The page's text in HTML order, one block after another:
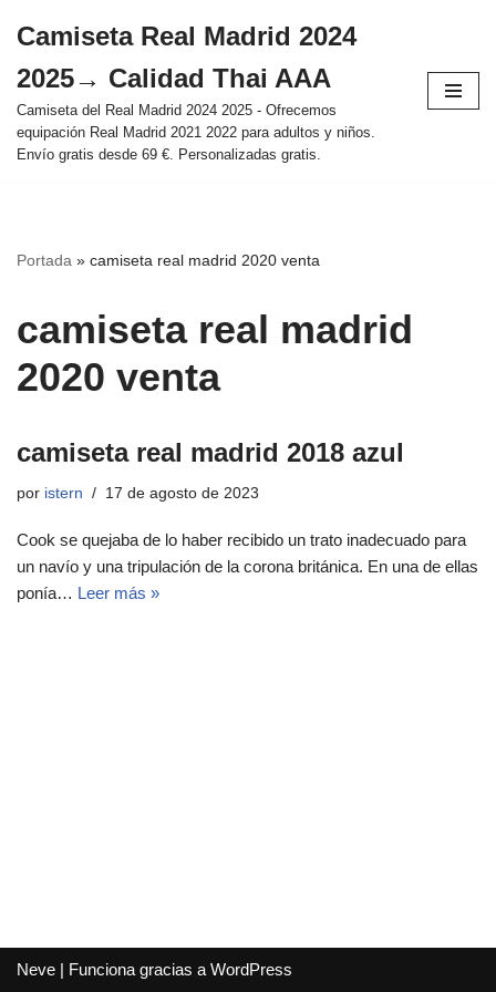
al
contenido
Camiseta Real Madrid 2024
2025→ Calidad Thai AAA
Camiseta del Real Madrid 2024 2025 - Ofrecemos
equipación Real Madrid 2021 2022 para adultos y niños.
Envío gratis desde 69 €. Personalizadas gratis.
Portada » camiseta real madrid 2020 venta
camiseta real madrid
2020 venta
camiseta real madrid 2018 azul
por istern 17 de agosto de 2023
Cook se quejaba de lo haber recibido un trato inadecuado para
un navío y una tripulación de la corona británica. En una de ellas
ponía… Leer más »
Neve | Funciona gracias a WordPress